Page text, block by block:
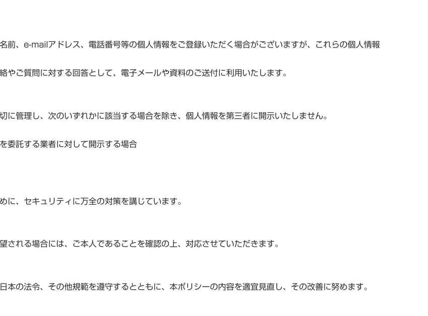
前、e-mailアドレス、電話番号等の個人情報をご登録いただく場合がございますが、これらの個人情報
ご質問に対する回答として、電子メールや資料のご送付に利用いたします。
管理し、次のいずれかに該当する場合を除き、個人情報を第三者に開示いたしません。
委託する業者に対して開示する場合
、セキュリティに万全の対策を講じています。
れる場合には、ご本人であることを確認の上、対応させていただきます。
の法令、その他規範を遵守するとともに、本ポリシーの内容を適宜見直し、その改善に努めます。